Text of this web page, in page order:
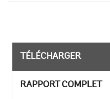
TÉLÉCHARGER
RAPPORT COMPLET